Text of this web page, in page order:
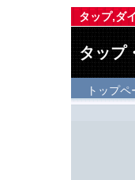
タップ,ダ
タップ
トップペ